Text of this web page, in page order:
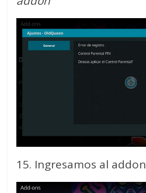
15. Ingresamos al addon